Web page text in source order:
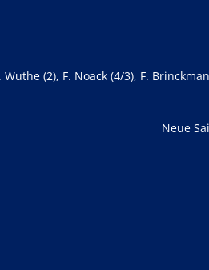
(2), F. Noack (4/3), F.
Neue